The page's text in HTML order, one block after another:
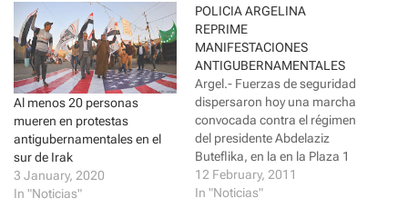
r
e
o
n
T
w
i
t
t
e
r
(
O
p
e
n
a
r
e
o
n
F
a
c
e
b
o
o
O
Al menos 20 personas
mueren en protestas
antigubernamentales en el
sur de Irak
3 January, 2020
In "Noticias"
POLICIA ARGELINA
REPRIME
MANIFESTACIONES
ANTIGUBERNAMENTALES
Argel.- Fuerzas de seguridad
dispersaron hoy una marcha
convocada contra el régimen
del presidente Abdelaziz
Buteflika, en la en la Plaza 1
de Mayo de la capital
argelina, mientras los
12 February, 2011
In "Noticias"